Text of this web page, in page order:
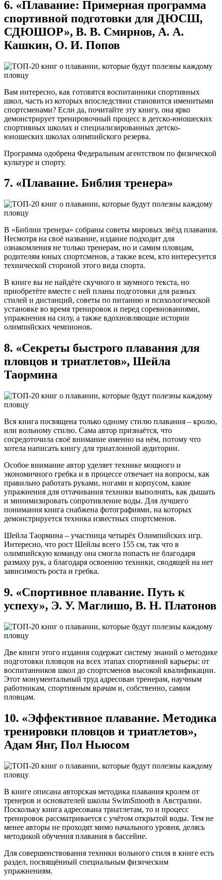
6. «Плавание: Примерная программа
спортивной подготовки для ДЮСШ,
СДЮШОР», В. В. Смирнов, А. А.
Кашкин, О. И. Попов
Вам интересно, как готовятся воспитанники спортивных
школ, часть из которых впоследствии становится именитыми
спортсменами? Если да, почитайте эту книгу, она ярко
демонстрирует тренировочный процесс в детско-юношеских
спортивных школах и специализированных детско-
юношеских школах олимпийского резерва.
Программа одобрена Федеральным агентством по физической
культуре и спорту.
7. «Плавание. Библия тренера»
В «Библии тренера» собраны советы мировых звёзд плавания.
Несмотря на своё название, издание подходит для
ознакомления не только тренерам, но и самим пловцам,
родителям юных спортсменов, а также всем, кто интересуется
технической стороной этого вида спорта.
В книге вы не найдёте скучного и заумного текста, но
приобретёте вместе с ней планы подготовки для разных
стилей и дистанций, советы по питанию и психологической
установке во время тренировок и перед соревнованиями,
упражнения на силу, а также вдохновляющие истории
олимпийских чемпионов.
8. «Секреты быстрого плавания для
пловцов и триатлетов», Шейла
Таормина
Вся книга посвящена только одному стилю плавания – кролю,
или вольному стилю. Сама автор признаётся, что
сосредоточила своё внимание именно на нём, потому что
хотела написать книгу для триатлонной аудитории.
Особое внимание автор уделяет технике мощного и
экономичного гребка и в процессе отвечает на вопросы, как
правильно работать руками, ногами и корпусом, какие
упражнения для оттачивания техники выполнять, как дышать
и минимизировать сопротивление воды. Для лучшего
понимания книга снабжена фотографиями, на которых
демонстрируется техника известных спортсменов.
Шейла Таормина – участница четырёх Олимпийских игр.
Интересно, что рост Шейлы всего 155 см, так что в
олимпийскую команду она смогла попасть не благодаря
размаху рук, а благодаря освоению техники, сводящей на нет
зависимость роста и гребка.
9. «Спортивное плавание. Путь к
успеху», Э. У. Маглишо, В. Н. Платонов
Две книги этого издания содержат систему знаний о методике
подготовки пловцов на всех этапах спортивной карьеры: от
воспитанников школ до спортсменов высокой квалификации.
Этот монументальный труд адресован тренерам, научным
работникам, спортивным врачам и, собственно, самим
пловцам.
10. «Эффективное плавание. Методика
тренировки пловцов и триатлетов»,
Адам Янг, Пол Ньюсом
В книге описана авторская методика плавания кролем от
тренеров и основателей школы SwimSmooth в Австралии.
Поскольку книга адресована триатлетам, то и процесс
тренировок рассматривается с учётом открытой воды. Тем не
менее авторы не проходят мимо начального уровня, делясь
методикой обучения плавания в бассейне.
Для совершенствования техники вольного стиля в книге есть
раздел, посвящённый специальным физическим
упражнениям.